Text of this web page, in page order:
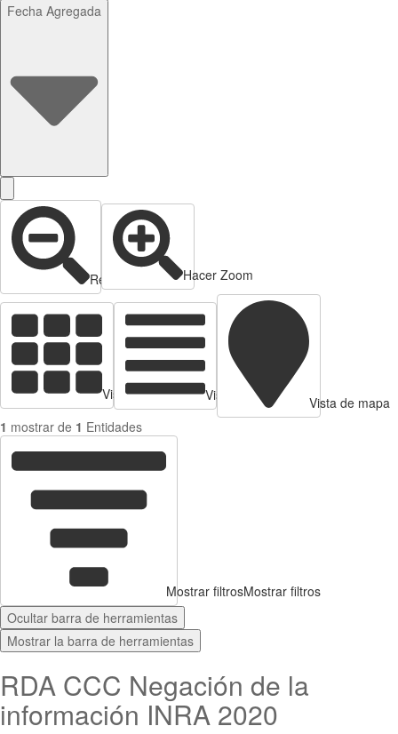
Fecha Agregada
Reducir zoom Hacer Zoom
Vista de tarjetas Vista de Tabla
Vista de mapa
1 mostrar de 1 Entidades
Mostrar filtrosMostrar filtros
Ocultar barra de herramientas
Mostrar la barra de herramientas
RDA CCC Negación de la
información INRA 2020